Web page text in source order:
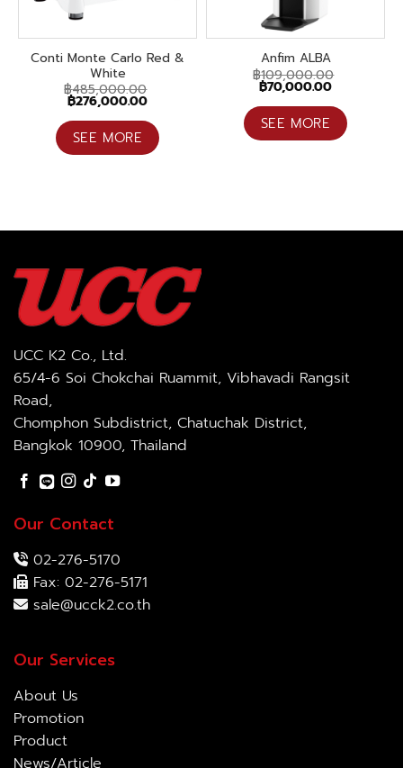
Conti Monte Carlo Red &
White
฿485,000.00
Original
price
was:
฿485,000.00.
฿276,000.00Current
is:
฿276,000.00.
SEE MORE
Anfim ALBA
฿109,000.00
Original
price
was:
฿109,000.00.
฿70,000.00Current
is:
฿70,000.00.
SEE MORE
UCC K2 Co., Ltd.
65/4-6 Soi Chokchai Ruammit, Vibhavadi Rangsit
Road,
Chomphon Subdistrict, Chatuchak District,
Bangkok 10900, Thailand
Our Contact
02-276-5170
Fax: 02-276-5171
sale@ucck2.co.th
Our Services
About Us
Promotion
Product
News/Article